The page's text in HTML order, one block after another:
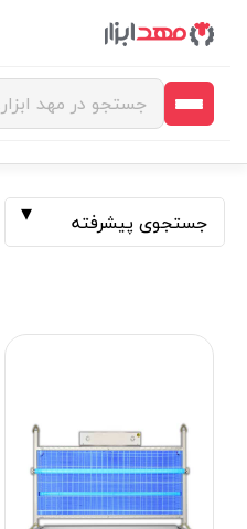
جستجوی پیشرفته
تومان